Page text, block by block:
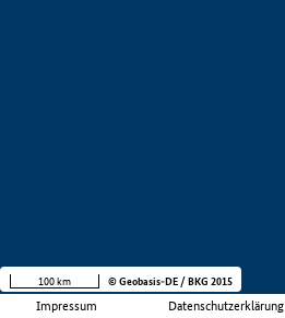
Impressum Datenschutzerklärung
100 km © Geobasis-DE / BKG 2015